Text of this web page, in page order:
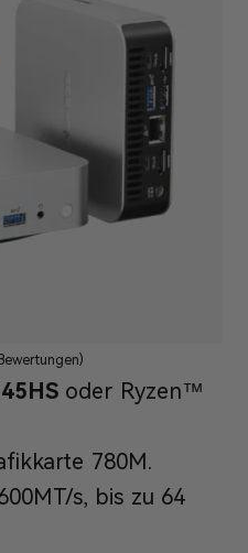
oder Ryzen™
780M.
s, bis zu 64